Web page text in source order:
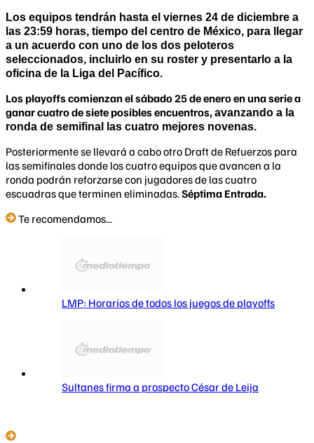
Los equipos tendrán hasta el viernes 24 de diciembre a
las 23:59 horas, tiempo del centro de México, para llegar
a un acuerdo con uno de los dos peloteros
seleccionados, incluirlo en su roster y presentarlo a la
oficina de la Liga del Pacífico.
Los playoffs comienzan el sábado 25 de enero en una serie a
ganar cuatro de siete posibles encuentros,avanzando a la
ronda de semifinal las cuatro mejores novenas.
Posteriormente se llevará a cabo otro Draft de Refuerzos para
las semifinales donde los cuatro equipos que avancen a la
ronda podrán reforzarse con jugadores de las cuatro
escuadras que terminen eliminadas.Séptima Entrada.
Te recomendamos...
LMP: Horarios de todos los juegos de playoffs
Sultanes firma a prospecto César de Leija